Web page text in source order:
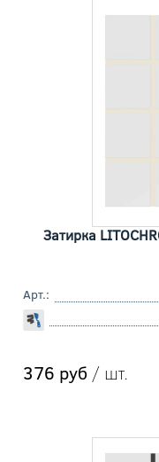
Затирка
Арт.:
376 руб / шт.